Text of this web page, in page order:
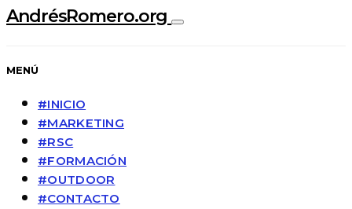
AndrésRomero.org
MENÚ
#INICIO
#MARKETING
#RSC
#FORMACIÓN
#OUTDOOR
#CONTACTO